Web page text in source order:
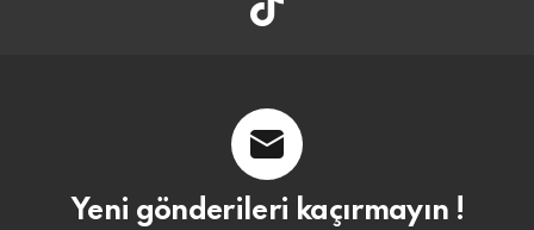
Yeni gönderileri kaçırmayın !